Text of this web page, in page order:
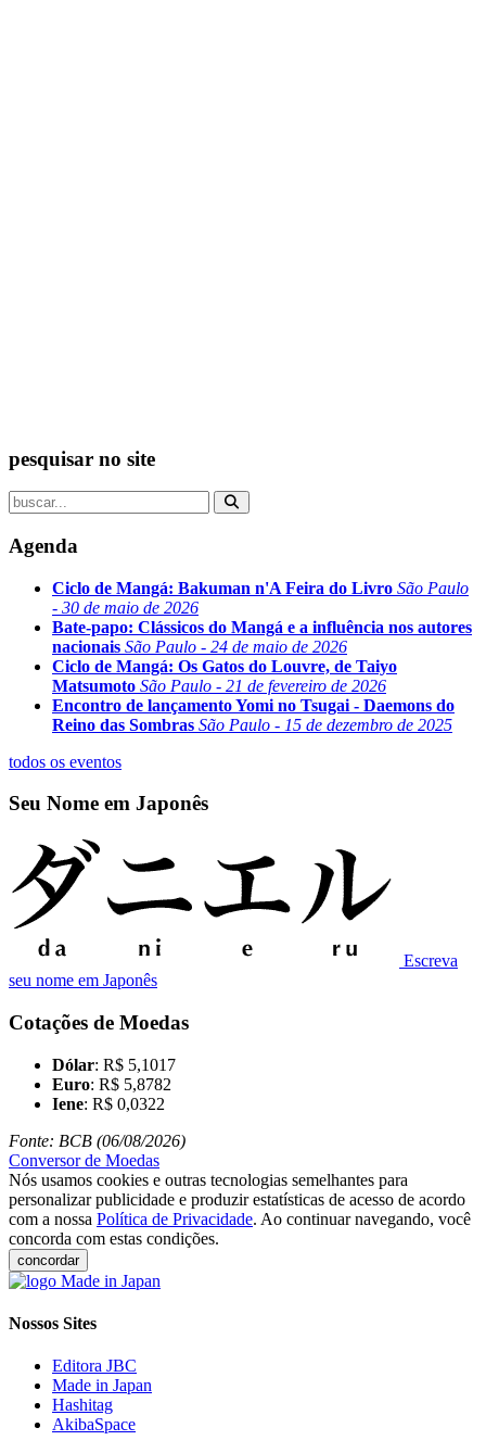
pesquisar no site
Agenda
Ciclo de Mangá: Bakuman n'A Feira do Livro São Paulo
- 30 de maio de 2026
Bate-papo: Clássicos do Mangá e a influência nos autores
nacionais São Paulo - 24 de maio de 2026
Ciclo de Mangá: Os Gatos do Louvre, de Taiyo
Matsumoto São Paulo - 21 de fevereiro de 2026
Encontro de lançamento Yomi no Tsugai - Daemons do
Reino das Sombras São Paulo - 15 de dezembro de 2025
todos os eventos
Seu Nome em Japonês
Escreva
seu nome em Japonês
Cotações de Moedas
Dólar: R$ 5,1017
Euro: R$ 5,8782
Iene: R$ 0,0322
Fonte: BCB (06/08/2026)
Conversor de Moedas
Nós usamos cookies e outras tecnologias semelhantes para
personalizar publicidade e produzir estatísticas de acesso de acordo
com a nossa Política de Privacidade. Ao continuar navegando, você
concorda com estas condições.
concordar
Nossos Sites
Editora JBC
Made in Japan
Hashitag
AkibaSpace